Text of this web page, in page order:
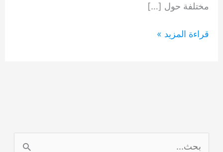
مختلفة حول […]
شركة
قراءة المزيد »